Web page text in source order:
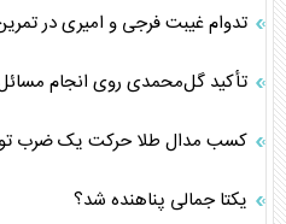
تدوام غیبت فرجی و امیری در
تأکید گل‌محمدی روی انجام
کسب مدال طلا حرکت یک ضرب
یکتا جمالی پناهنده شد؟